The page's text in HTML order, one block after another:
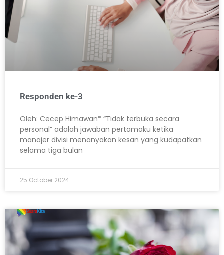
Responden ke-3
Oleh: Cecep Himawan* “Tidak terbuka secara
personal” adalah jawaban pertamaku ketika
manajer divisi menanyakan kesan yang kudapatkan
selama tiga bulan
25 October 2024